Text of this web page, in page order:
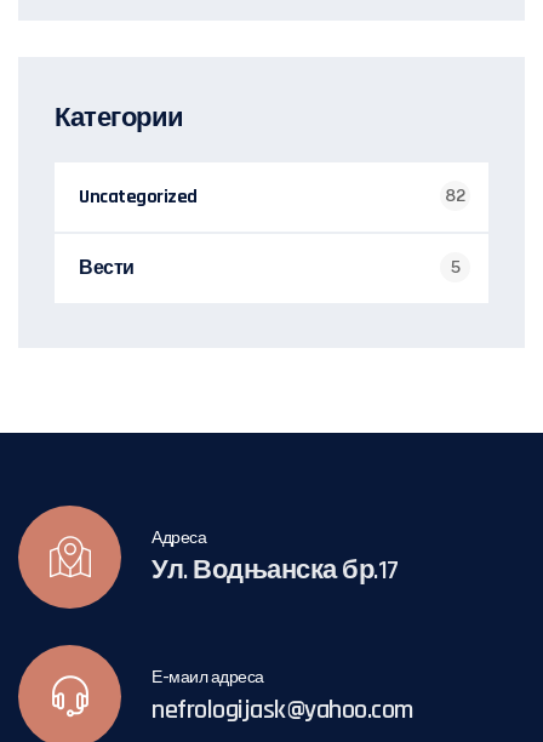
Категории
Uncategorized 82
Вести 5
Адреса
Ул. Водњанска бр.17
Е-маил адреса
nefrologijask@yahoo.com